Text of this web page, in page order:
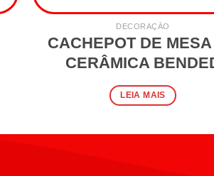
DECORAÇÃO
CACHEPOT DE MESA
CERÂMICA
LEIA MAIS